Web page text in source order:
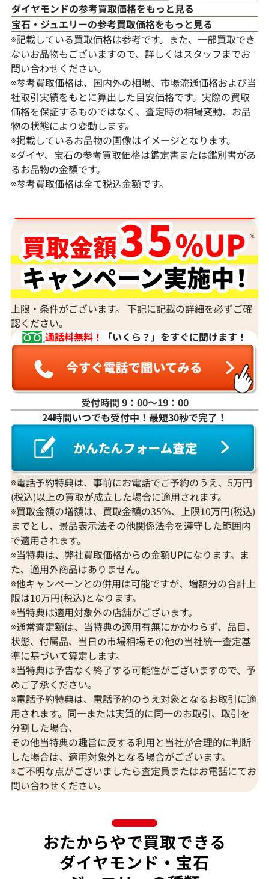
Pt･Pm900 ダイヤモンド ネックレス
17.45ct
参考買取価格
K18 ダイヤモン
K18WG ダイヤモンド ネックレス 3.31ct
参考買取価格
1,274,000円
2026年3月11日時点
K18 ダイヤモン
参考買取価格
1,251,000
2026年2月11日
K18 ブルートパーズ・ダイヤモンド
65.57・0.26・0.06ct
参考買取価格
309,000円
2026年7月10日時点
D0.15ct
297,000円
2026年7月10日
ダイヤモンドの参考買取価格をもっと見る
宝石・ジュエリーの参考買取価格をもっと見る
※記載している買取価格は参考です。また、一部買取でき
ないお品物もございますので、詳しくはスタッフまでお
問い合わせください。
※参考買取価格は、国内外の相場、市場流通価格および当
社取引実績をもとに算出した目安価格です。実際の買取
価格を保証するものではなく、査定時の相場変動、お品
物の状態により変動します。
※掲載しているお品物の画像はイメージとなります。
※ダイヤ、宝石の参考買取価格は鑑定書または鑑別書があ
るお品物の金額です。
※参考買取価格は全て税込金額です。
上限・条件がございます。 下記に記載の詳細を必ずご確
認ください。
通話料無料！
「いくら？」をすぐに聞けます！
受付時間 9：00〜19：00
24時間いつでも受付中！最短30秒で完了！
※電話予約特典は、事前にお電話でご予約のうえ、5万円
(税込)以上の買取が成立した場合に適用されます。
※買取金額の増額は、買取金額の35％、上限10万円(税込)
までとし、景品表示法その他関係法令を遵守した範囲内
で適用されます。
※当特典は、弊社買取価格からの金額UPになります。ま
た、適用外商品はありません。
※他キャンペーンとの併用は可能ですが、増額分の合計上
限は10万円(税込)となります。
※当特典は適用対象外の店舗がございます。
※通常査定額は、当特典の適用有無にかかわらず、品目、
状態、付属品、当日の市場相場その他の当社統一査定基
準に基づいて算定します。
※当特典は予告なく終了する可能性がございますので、予
めご了承ください。
※電話予約特典は、電話予約のうえ対象となるお取引に適
用されます。同一または実質的に同一のお取引、取引を
分割した場合、
その他当特典の趣旨に反する利用と当社が合理的に判断
した場合は、適用対象外となる場合がございます。
※ご不明な点がございましたら査定員またはお電話にてお
問い合わせください。
おたからやで買取できる
ダイヤモンド・宝石